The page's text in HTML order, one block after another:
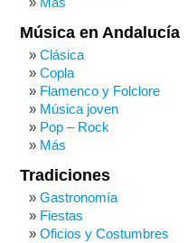
Música en Andalucía
Clásica
Copla
Flamenco y Folclore
Música joven
Pop – Rock
Más
Tradiciones
Gastronomía
Fiestas
Oficios y Costumbres